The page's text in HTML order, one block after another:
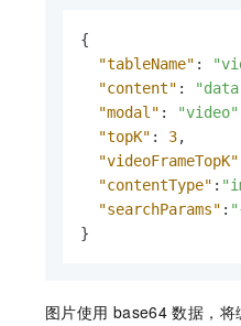
{
"tableName" :
"content" :
"modal" : "video"
"topK" : 3,
"videoFrameTopK"
"contentType" :
"searchParams" :
}
图片使用 base64 数据，将